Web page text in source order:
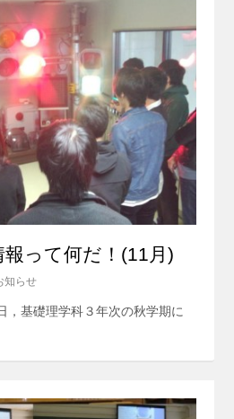
って何だ！(11月)
知らせ
，基礎理学科３年次の秋学期に